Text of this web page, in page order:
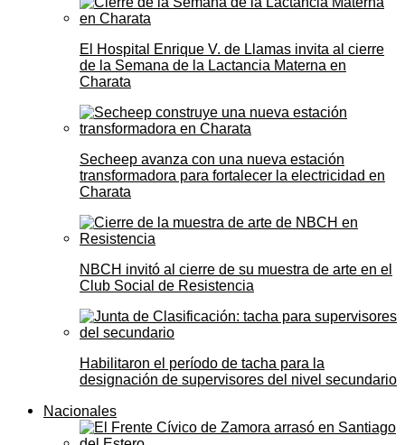
El Hospital Enrique V. de Llamas invita al cierre
de la Semana de la Lactancia Materna en
Charata
Secheep avanza con una nueva estación
transformadora para fortalecer la electricidad en
Charata
NBCH invitó al cierre de su muestra de arte en el
Club Social de Resistencia
Habilitaron el período de tacha para la
designación de supervisores del nivel secundario
Nacionales